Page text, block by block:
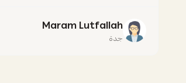
Maram Lutfallah
جدة